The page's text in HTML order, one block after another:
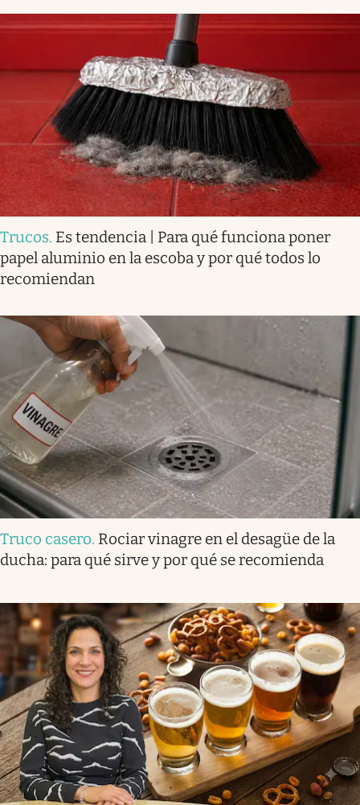
Trucos. Es tendencia | Para qué funciona poner
papel aluminio en la escoba y por qué todos lo
recomiendan
Truco casero. Rociar vinagre en el desagüe de la
ducha: para qué sirve y por qué se recomienda